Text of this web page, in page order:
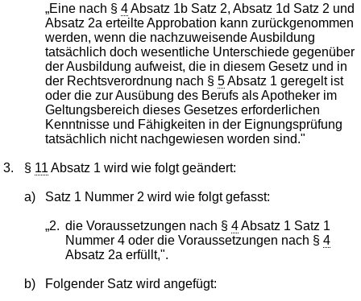
„Eine nach § 4Absatz 1b Satz 2, Absatz 1d Satz 2 und
Absatz 2a erteilte Approbation kann zurückgenommen
werden, wenn die nachzuweisende Ausbildung
tatsächlich doch wesentliche Unterschiede gegenüber
der Ausbildung aufweist, die in diesem Gesetz und in
der Rechtsverordnung nach § 5Absatz 1 geregelt ist
oder die zur Ausübung des Berufs als Apotheker im
Geltungsbereich dieses Gesetzes erforderlichen
Kenntnisse und Fähigkeiten in der Eignungsprüfung
tatsächlich nicht nachgewiesen worden sind."
3. § 11 Absatz 1 wird wie folgt geändert:
a) Satz 1 Nummer 2 wird wie folgt gefasst:
„2. die Voraussetzungen nach §4Absatz 1 Satz 1
Nummer 4 oder die Voraussetzungen nach §4
Absatz 2a erfüllt,".
b) Folgender Satz wird angefügt: